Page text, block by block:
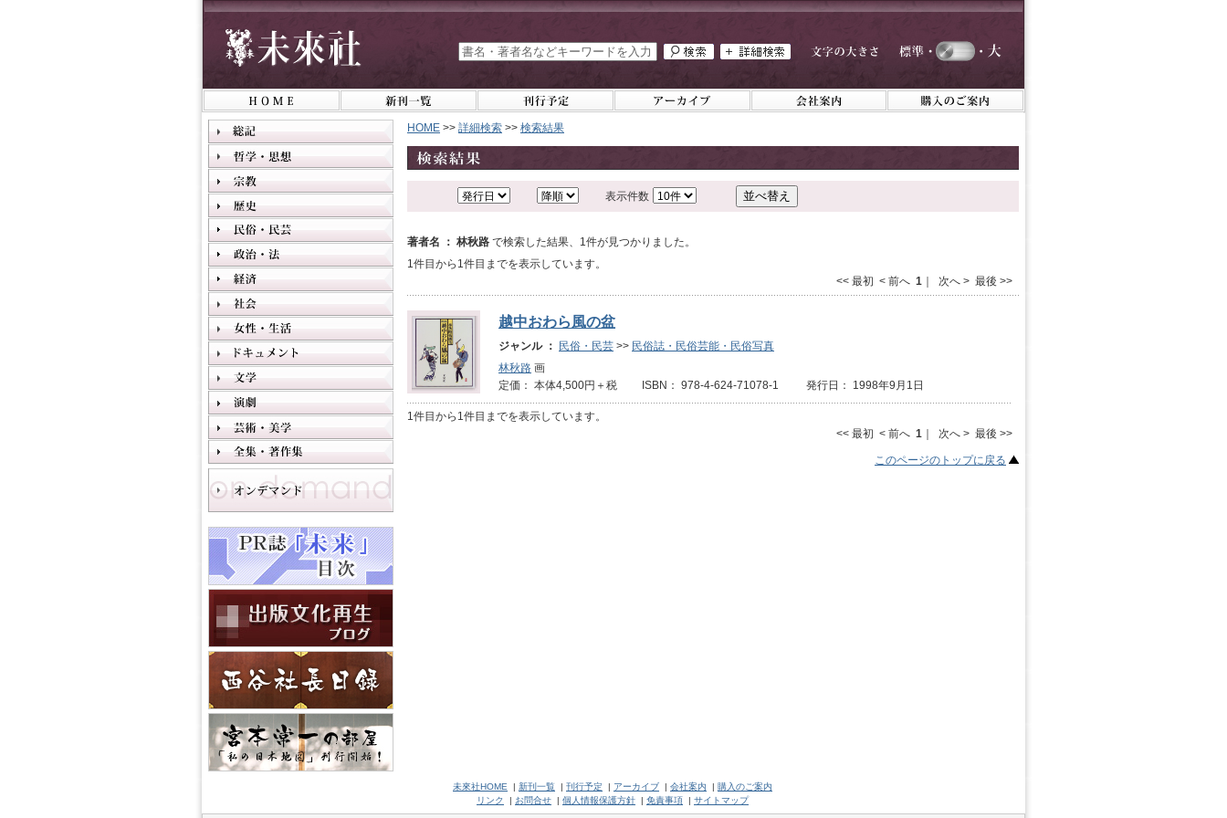
HOME >> 詳細検索 >> 検索結果
表示件数
著者名 ： 林秋路 で検索した結果、1件が見つかりました。
1件目から1件目までを表示しています。
<< 最初 < 前へ 1 ｜ 次へ > 最後 >>
越中おわら風の盆
ジャンル ： 民俗・民芸 >> 民俗誌・民俗芸能・民俗写真
林秋路 画
定価： 本体4,500円＋税 ISBN： 978-4-624-71078-1 発行日： 1998年9月1日
1件目から1件目までを表示しています。
<< 最初 < 前へ 1 ｜ 次へ > 最後 >>
このページのトップに戻る
未來社HOME | 新刊一覧 | 刊行予定 | アーカイブ | 会社案内 | 購入のご案内
リンク
| お問合せ | 個人情報保護方針 | 免責事項 | サイトマップ